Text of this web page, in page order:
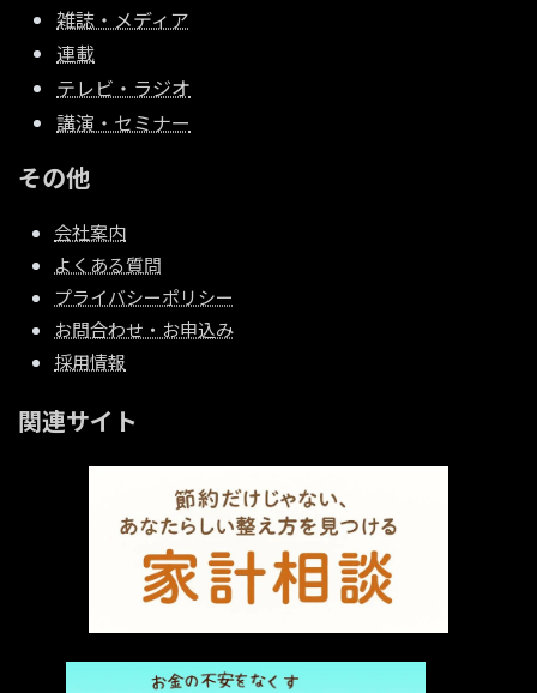
雑誌・メディア
連載
テレビ・ラジオ
講演・セミナー
その他
会社案内
よくある質問
プライバシーポリシー
お問合わせ・お申込み
採用情報
関連サイト